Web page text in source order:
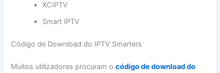
XCIPTV
Smart IPTV
Código de Download do IPTV Smarters
Muitos utilizadores procuram ocódigo de download do